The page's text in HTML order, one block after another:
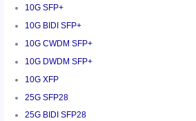
10G SFP+
10G BIDI SFP+
10G CWDM SFP+
10G DWDM SFP+
10G XFP
25G SFP28
25G BIDI SFP28